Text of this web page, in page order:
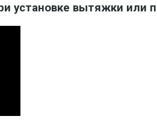
установке вытяжки